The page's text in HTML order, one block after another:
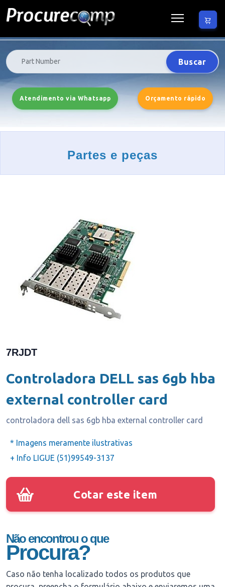
Buscar
Atendimento via Whatsapp Orçamento rápido
Partes e peças
7RJDT
Controladora DELL sas 6gb hba
external controller card
controladora dell sas 6gb hba external controller card
* Imagens meramente ilustrativas
+ Info LIGUE (51)99549-3137
Cotar este item
Não encontrou o que
Procura?
Caso não tenha localizado todos os produtos que